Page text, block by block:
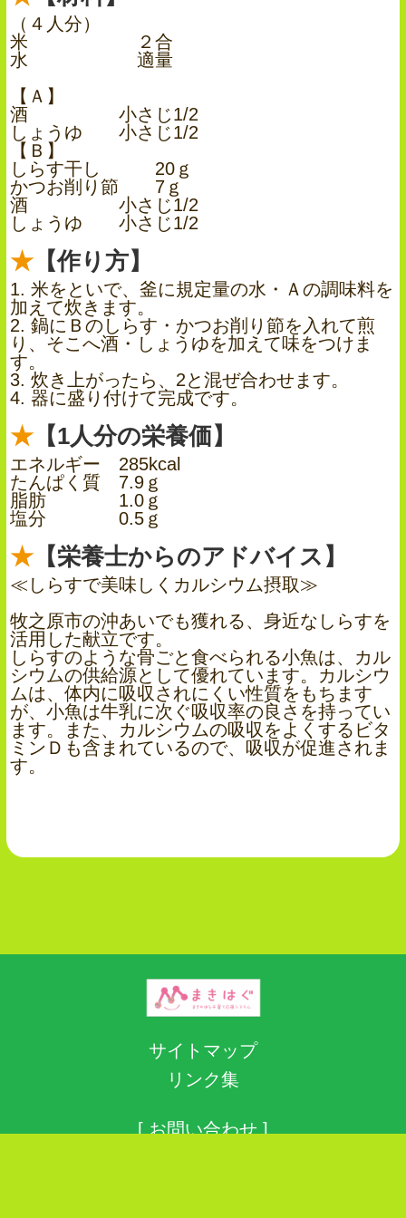
（４人分）
米 ２合
水 適量
【Ａ】
酒 小さじ1/2
しょうゆ 小さじ1/2
【Ｂ】
しらす干し 20ｇ
かつお削り節 7ｇ
酒 小さじ1/2
しょうゆ 小さじ1/2
【作り方】
1. 米をといで、釜に規定量の水・Ａの調味料を
加えて炊きます。
2. 鍋にＢのしらす・かつお削り節を入れて煎
り、そこへ酒・しょうゆを加えて味をつけま
す。
3. 炊き上がったら、2と混ぜ合わせます。
4. 器に盛り付けて完成です。
【1人分の栄養価】
エネルギー 285kcal
たんぱく質 7.9ｇ
脂肪 1.0ｇ
塩分 0.5ｇ
【栄養士からのアドバイス】
≪しらすで美味しくカルシウム摂取≫
牧之原市の沖あいでも獲れる、身近なしらすを
活用した献立です。
しらすのような骨ごと食べられる小魚は、カル
シウムの供給源として優れています。カルシウ
ムは、体内に吸収されにくい性質をもちます
が、小魚は牛乳に次ぐ吸収率の良さを持ってい
ます。また、カルシウムの吸収をよくするビタ
ミンＤも含まれているので、吸収が促進されま
す。
サイトマップ
リンク集
[ お問い合わせ ]